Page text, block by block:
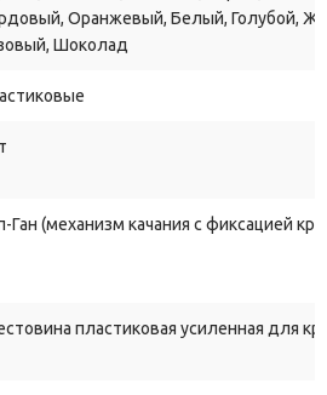
(доп. модификация) обеспечивают
кресла по полу.
комфортное и
Оранжевый, Белый, Голубой,
Шоколад
Ган (механизм качания с фиксацией
пластиковая усиленная для